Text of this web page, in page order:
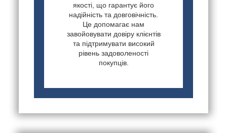
якості, що гарантує його
надійність та довговічність.
Це допомагає нам
завойовувати довіру клієнтів
та підтримувати високий
рівень задоволеності
покупців.